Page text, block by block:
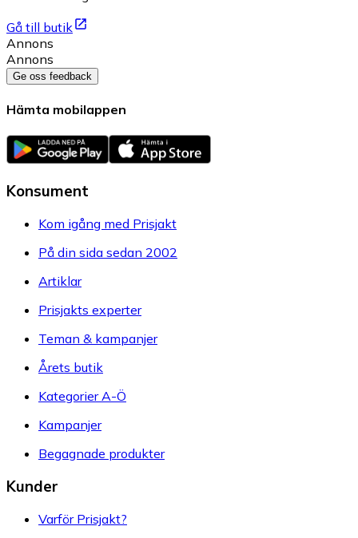
Gå till butik
Annons
Annons
Ge oss feedback
Hämta mobilappen
Konsument
Kom igång med Prisjakt
På din sida sedan 2002
Artiklar
Prisjakts experter
Teman & kampanjer
Årets butik
Kategorier A-Ö
Kampanjer
Begagnade produkter
Kunder
Varför Prisjakt?